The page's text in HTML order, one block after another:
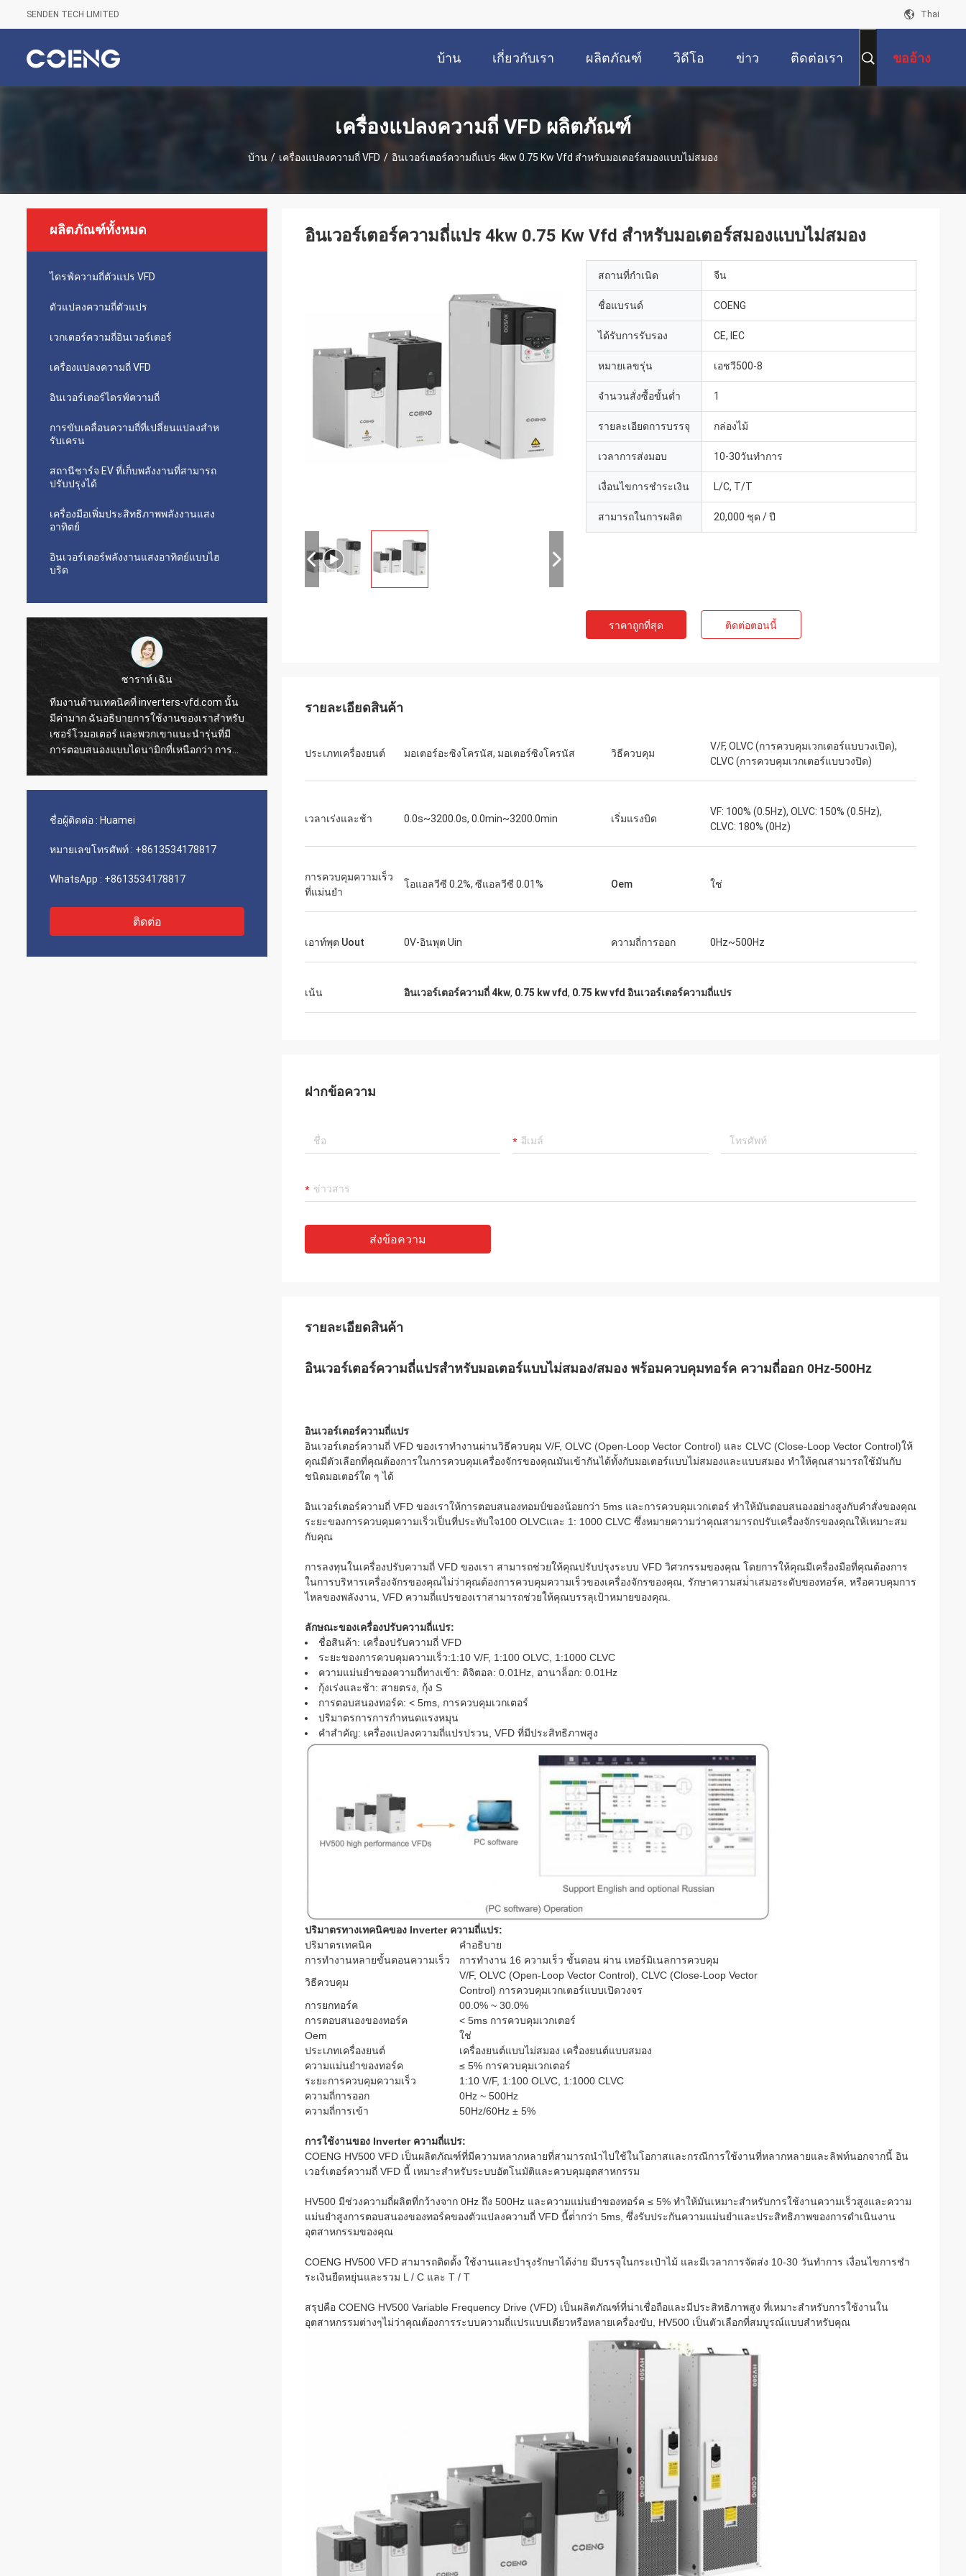
SENDEN TECH LIMITED Thai
บ้าน เกี่ยวกับเรา ผลิตภัณฑ์ วิดีโอ ข่าว ติดต่อเรา ขออ้าง
เครื่องแปลงความถี่ VFD ผลิตภัณฑ์
บ้าน / เครื่องแปลงความถี่ VFD / อินเวอร์เตอร์ความถี่แปร 4kw 0.75 Kw Vfd สําหรับมอเตอร์สมองแบบไม่สมอง
ผลิตภัณฑ์ทั้งหมด
ไดรฟ์ความถี่ตัวแปร VFD
ตัวแปลงความถี่ตัวแปร
เวกเตอร์ความถี่อินเวอร์เตอร์
เครื่องแปลงความถี่ VFD
อินเวอร์เตอร์ไดรฟ์ความถี่
การขับเคลื่อนความถี่ที่เปลี่ยนแปลงสําห
รับเครน
สถานีชาร์จ EV ที่เก็บพลังงานที่สามารถ
ปรับปรุงได้
เครื่องมือเพิ่มประสิทธิภาพพลังงานแสง
อาทิตย์
อินเวอร์เตอร์พลังงานแสงอาทิตย์แบบไฮ
บริด
ซาราห์ เฉิน
ทีมงานด้านเทคนิคที่ inverters-vfd.com นั้น
มีค่ามาก ฉันอธิบายการใช้งานของเราสำหรับ
เซอร์โวมอเตอร์ และพวกเขาแนะนำรุ่นที่มี
การตอบสนองแบบไดนามิกที่เหนือกว่า การ
ติดตั้งเป็นไปอย่างราบรื่น และความแม่นยำได้
ประสิทธิภาพสูง!
คำสั่งซื้อ PLC และ HMI หลายชุดของเราได้รับ
ติดตั้งแล้ว การสื่อสารของระบบควบคุมของ
ขนส่งและการทำงานที่แข็งแกร่งของส่วน
แรงบิดได้อย่างสม่ำเสมอ คุณภาพเกินกว่า
แบรนด์ดังที่เราเคยใช้ ในราคาเพียงเศษเสี้ยว
เหมาะอย่างยิ่งสำหรับการใช้งานเฉพาะทาง
สมบูรณ์แบบเท่านั้น แต่ยังมีราคาถูกกว่า
ซัพพลายเออร์รายก่อนของเราอีกด้วย ความ
เสถียรของมันช่วยขจัดปัญหาการสะดุดบ่อย
พันธมิตรที่เชื่อถือได้สำหรับส่วนประกอบ
อุตสาหกรรม
ชื่อผู้ติดต่อ : Huamei
หมายเลขโทรศัพท์ : +8613534178817
WhatsApp : +8613534178817
ติดต่อ
อินเวอร์เตอร์ความถี่แปร 4kw 0.75 Kw Vfd สําหรับมอเตอร์สมองแบบไม่สมอง
สถานที่กำเนิด จีน
ชื่อแบรนด์ COENG
ได้รับการรับรอง CE, IEC
หมายเลขรุ่น เอชวี500-8
จำนวนสั่งซื้อขั้นต่ำ 1
รายละเอียดการบรรจุ กล่องไม้
เวลาการส่งมอบ 10-30วันทำการ
เงื่อนไขการชำระเงิน L/C, T/T
สามารถในการผลิต 20,000 ชุด / ปี
ราคาถูกที่สุด ติดต่อตอนนี้
รายละเอียดสินค้า
ประเภทเครื่องยนต์ มอเตอร์อะซิงโครนัส, มอเตอร์ซิงโครนัส วิธีควบคุม
V/F, OLVC (การควบคุมเวกเตอร์แบบวงเปิด),
CLVC (การควบคุมเวกเตอร์แบบวงปิด)
เวลาเร่งและช้า 0.0s~3200.0s, 0.0min~3200.0min เริ่มแรงบิด
VF: 100% (0.5Hz), OLVC: 150% (0.5Hz),
CLVC: 180% (0Hz)
การควบคุมความเร็ว
ที่แม่นยำ
โอแอลวีซี 0.2%, ซีแอลวีซี 0.01% Oem ใช่
เอาท์พุต Uout 0V-อินพุต Uin ความถี่การออก 0Hz~500Hz
เน้น อินเวอร์เตอร์ความถี่ 4kw, 0.75 kw vfd, 0.75 kw vfd อินเวอร์เตอร์ความถี่แปร
ฝากข้อความ
ส่งข้อความ
รายละเอียดสินค้า
อินเวอร์เตอร์ความถี่แปรสําหรับมอเตอร์แบบไม่สมอง/สมอง พร้อมควบคุมทอร์ค ความถี่ออก 0Hz-500Hz
อินเวอร์เตอร์ความถี่แปร
อินเวอร์เตอร์ความถี่ VFD ของเราทํางานผ่านวิธีควบคุม V/F, OLVC (Open-Loop Vector Control) และ CLVC (Close-Loop Vector Control)ให้
คุณมีตัวเลือกที่คุณต้องการในการควบคุมเครื่องจักรของคุณมันเข้ากันได้ทั้งกับมอเตอร์แบบไม่สมองและแบบสมอง ทําให้คุณสามารถใช้มันกับ
ชนิดมอเตอร์ใด ๆ ได้
อินเวอร์เตอร์ความถี่ VFD ของเราให้การตอบสนองทอมป์ของน้อยกว่า 5ms และการควบคุมเวกเตอร์ ทําให้มันตอบสนองอย่างสูงกับคําสั่งของคุณ
ระยะของการควบคุมความเร็วเป็นที่ประทับใจ100 OLVCและ 1: 1000 CLVC ซึ่งหมายความว่าคุณสามารถปรับเครื่องจักรของคุณให้เหมาะสม
กับคุณ
การลงทุนในเครื่องปรับความถี่ VFD ของเรา สามารถช่วยให้คุณปรับปรุงระบบ VFD วิศวกรรมของคุณ โดยการให้คุณมีเครื่องมือที่คุณต้องการ
ในการบริหารเครื่องจักรของคุณไม่ว่าคุณต้องการควบคุมความเร็วของเครื่องจักรของคุณ, รักษาความสม่ําเสมอระดับของทอร์ค, หรือควบคุมการ
ไหลของพลังงาน, VFD ความถี่แปรของเราสามารถช่วยให้คุณบรรลุเป้าหมายของคุณ.
ลักษณะของเครื่องปรับความถี่แปร:
ชื่อสินค้า: เครื่องปรับความถี่ VFD
ระยะของการควบคุมความเร็ว:1:10 V/F, 1:100 OLVC, 1:1000 CLVC
ความแม่นยําของความถี่ทางเข้า: ดิจิตอล: 0.01Hz, อานาล็อก: 0.01Hz
กุ้งเร่งและช้า: สายตรง, กุ้ง S
การตอบสนองทอร์ค: < 5ms, การควบคุมเวกเตอร์
ปริมาตรการการกําหนดแรงหมุน
คําสําคัญ: เครื่องแปลงความถี่แปรปรวน, VFD ที่มีประสิทธิภาพสูง
ปริมาตรทางเทคนิคของ Inverter ความถี่แปร:
ปริมาตรเทคนิค
คําอธิบาย
การทํางานหลายขั้นตอนความเร็ว
การทํางาน 16 ความเร็ว ขั้นตอน ผ่าน เทอร์มิเนลการควบคุม
วิธีควบคุม
V/F, OLVC (Open-Loop Vector Control), CLVC (Close-Loop Vector
Control) การควบคุมเวกเตอร์แบบเปิดวงจร
การยกทอร์ค
00.0% ~ 30.0%
การตอบสนองของทอร์ค
< 5ms การควบคุมเวกเตอร์
Oem
ใช่
ประเภทเครื่องยนต์
เครื่องยนต์แบบไม่สมอง เครื่องยนต์แบบสมอง
ความแม่นยําของทอร์ค
≤ 5% การควบคุมเวกเตอร์
ระยะการควบคุมความเร็ว
1:10 V/F, 1:100 OLVC, 1:1000 CLVC
ความถี่การออก
0Hz ~ 500Hz
ความถี่การเข้า
50Hz/60Hz ± 5%
การใช้งานของ Inverter ความถี่แปร:
COENG HV500 VFD เป็นผลิตภัณฑ์ที่มีความหลากหลายที่สามารถนําไปใช้ในโอกาสและกรณีการใช้งานที่หลากหลายและลิฟท์นอกจากนี้ อิน
เวอร์เตอร์ความถี่ VFD นี้ เหมาะสําหรับระบบอัตโนมัติและควบคุมอุตสาหกรรม
HV500 มีช่วงความถี่ผลิตที่กว้างจาก 0Hz ถึง 500Hz และความแม่นยําของทอร์ค ≤ 5% ทําให้มันเหมาะสําหรับการใช้งานความเร็วสูงและความ
แม่นยําสูงการตอบสนองของทอร์คของตัวแปลงความถี่ VFD นี้ต่ํากว่า 5ms, ซึ่งรับประกันความแม่นยําและประสิทธิภาพของการดําเนินงาน
อุตสาหกรรมของคุณ
COENG HV500 VFD สามารถติดตั้ง ใช้งานและบํารุงรักษาได้ง่าย มีบรรจุในกระเป๋าไม้ และมีเวลาการจัดส่ง 10-30 วันทําการ เงื่อนไขการชํา
ระเงินยืดหยุ่นและรวม L / C และ T / T
สรุปคือ COENG HV500 Variable Frequency Drive (VFD) เป็นผลิตภัณฑ์ที่น่าเชื่อถือและมีประสิทธิภาพสูง ที่เหมาะสําหรับการใช้งานใน
อุตสาหกรรมต่างๆไม่ว่าคุณต้องการระบบความถี่แปรแบบเดียวหรือหลายเครื่องขับ, HV500 เป็นตัวเลือกที่สมบูรณ์แบบสําหรับคุณ